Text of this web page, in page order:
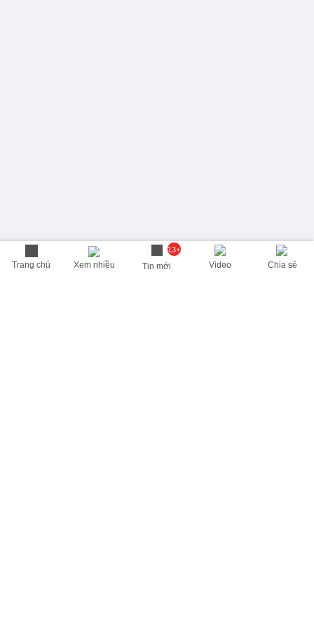
Trang chủ Xem nhiều
13+
Tin mới Video Chia sẻ